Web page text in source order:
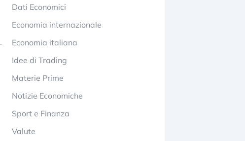
Dati Economici
Economia internazionale
Economia italiana
Idee di Trading
Materie Prime
Notizie Economiche
Sport e Finanza
Valute